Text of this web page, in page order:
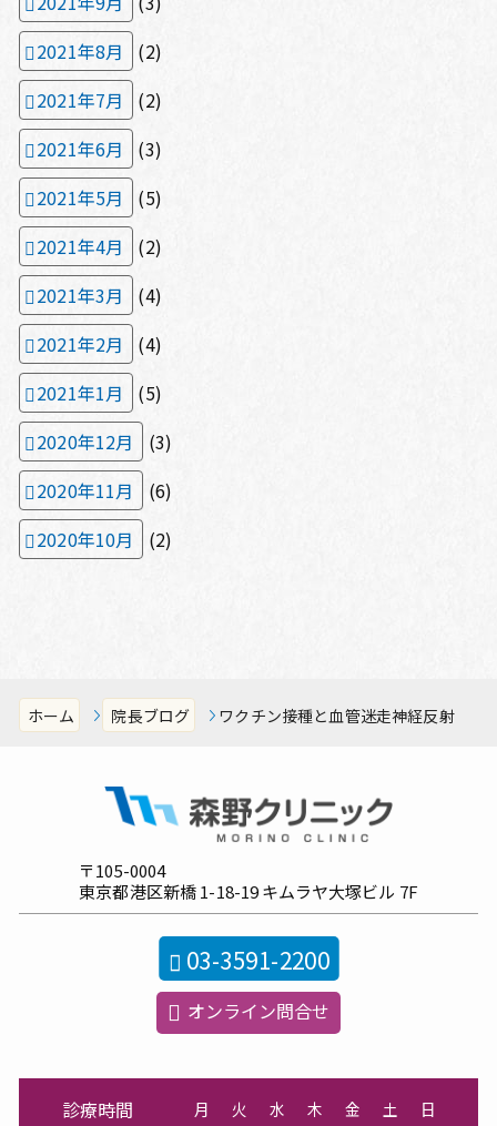
2021年8月
(2)
2021年7月
(2)
2021年6月
(3)
2021年5月
(5)
2021年4月
(2)
2021年3月
(4)
2021年2月
(4)
2021年1月
(5)
2020年12月
(3)
2020年11月
(6)
2020年10月
(2)
ホーム 院長ブログ ワクチン接種と血管迷走神経反射
〒105-0004
東京都港区新橋1-18-19キムラヤ大塚ビル 7F
03-3591-2200
オンライン問合せ
診療時間 月 火 水 木 金 土 日